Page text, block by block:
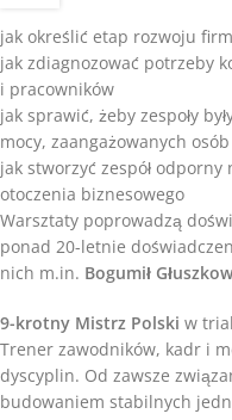
jak określić etap rozwoju
jak zdiagnozować potrzeby
i pracowników
jak sprawić, żeby zespoły
mocy, zaangażowanych osób
jak stworzyć zespół
otoczenia biznesowego
Warsztaty poprowadzą
ponad 20-letnie
nich m.in. Bogumił
9-krotny Mistrz Polski w
Trener zawodników, kadr i
dyscyplin. Od zawsze
budowaniem stabilnych